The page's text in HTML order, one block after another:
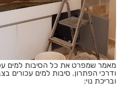
מאמר שמפרט את כל הסיבות למים
ודרכי הפתרון. סיבות למים עכורים
ובריכת נוי: